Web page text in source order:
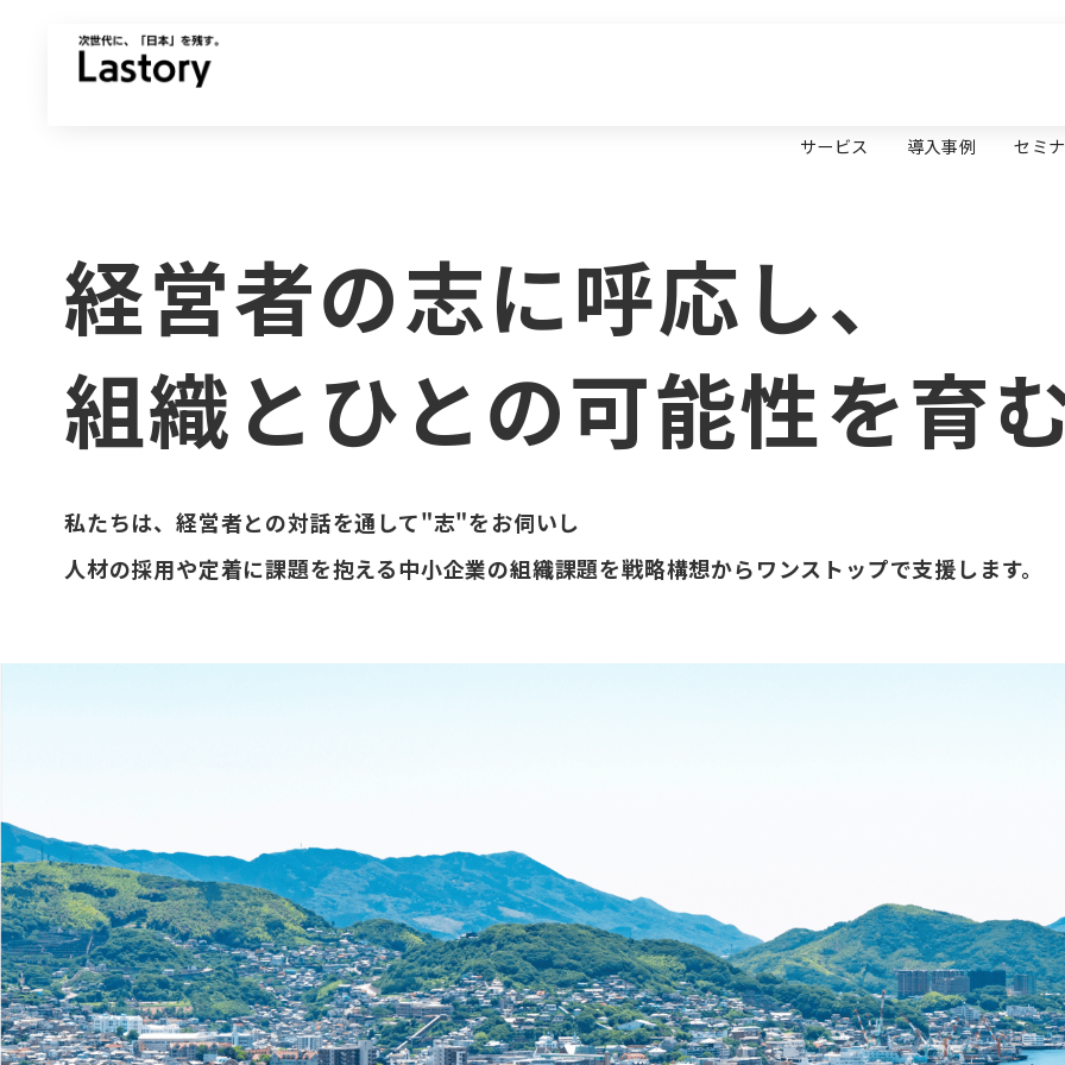
サービス 導入事例 セミ
経営者の志に呼応し、
組織とひとの可能性を育
私たちは、経営者との対話を通して"志"をお伺いし
人材の採用や定着に課題を抱える中小企業の組織課題を戦略構想からワンストップで支援します。